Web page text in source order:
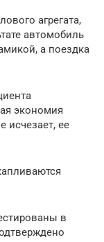
агрегата,
автомобиль
а поездка
экономия
исчезает, ее
в